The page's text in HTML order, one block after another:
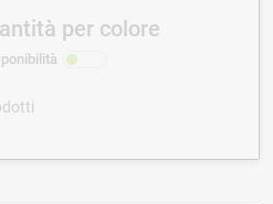
per colore